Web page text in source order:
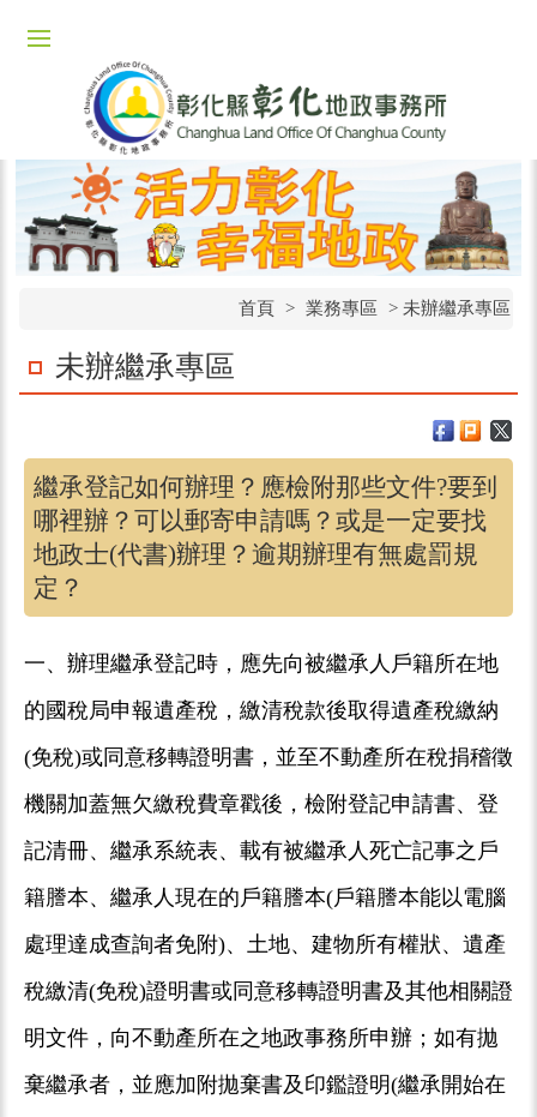
首頁 > 業務專區 > 未辦繼承專區
未辦繼承專區
繼承登記如何辦理？應檢附那些文件?要到
哪裡辦？可以郵寄申請嗎？或是一定要找
地政士(代書)辦理？逾期辦理有無處罰規
定？
一、辦理繼承登記時，應先向被繼承人戶籍所在地
的國稅局申報遺產稅，繳清稅款後取得遺產稅繳納
(免稅)或同意移轉證明書，並至不動產所在稅捐稽徵
機關加蓋無欠繳稅費章戳後，檢附登記申請書、登
記清冊、繼承系統表、載有被繼承人死亡記事之戶
籍謄本、繼承人現在的戶籍謄本(戶籍謄本能以電腦
處理達成查詢者免附)、土地、建物所有權狀、遺產
稅繳清(免稅)證明書或同意移轉證明書及其他相關證
明文件，向不動產所在之地政事務所申辦；如有拋
棄繼承者，並應加附拋棄書及印鑑證明(繼承開始在